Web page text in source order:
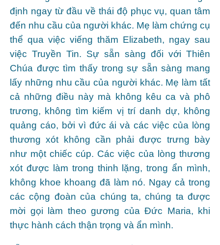
định ngay từ đầu về thái độ phục vụ, quan tâm
đến nhu cầu của người khác. Mẹ làm chứng cụ
thể qua việc viếng thăm Elizabeth, ngay sau
việc Truyền Tin. Sự sẵn sàng đối với Thiên
Chúa được tìm thấy trong sự sẵn sàng mang
lấy những nhu cầu của người khác. Mẹ làm tất
cả những điều này mà không kêu ca và phô
trương, không tìm kiếm vị trí danh dự, không
quảng cáo, bởi vì đức ái và các việc của lòng
thương xót không cần phải được trưng bày
như một chiếc cúp. Các việc của lòng thương
xót được làm trong thinh lặng, trong ẩn mình,
không khoe khoang đã làm nó. Ngay cả trong
các cộng đoàn của chúng ta, chúng ta được
mời gọi làm theo gương của Đức Maria, khi
thực hành cách thận trọng và ẩn mình.